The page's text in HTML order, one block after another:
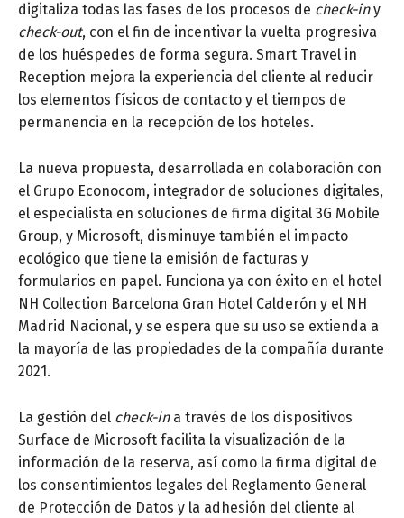
digitaliza todas las fases de los procesos de check-iny
check-out, con el fin de incentivar la vuelta progresiva
de los huéspedes de forma segura. Smart Travel in
Reception mejora la experiencia del cliente al reducir
los elementos físicos de contacto y el tiempos de
permanencia en la recepción de los hoteles.
La nueva propuesta, desarrollada en colaboración con
el Grupo Econocom, integrador de soluciones digitales,
el especialista en soluciones de firma digital 3G Mobile
Group, y Microsoft, disminuye también el impacto
ecológico que tiene la emisión de facturas y
formularios en papel. Funciona ya con éxito en el hotel
NH Collection Barcelona Gran Hotel Calderón y el NH
Madrid Nacional, y se espera que su uso se extienda a
la mayoría de las propiedades de la compañía durante
2021.
La gestión del check-ina través de los dispositivos
Surface de Microsoft facilita la visualización de la
información de la reserva, así como la firma digital de
los consentimientos legales del Reglamento General
de Protección de Datos y la adhesión del cliente al